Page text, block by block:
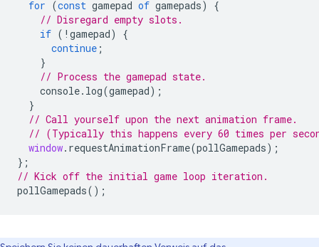
for (const gamepad of gamepads)
{
// Disregard empty slots.
if ( ! gamepad)
{
continue ;
}
// Process the gamepad state.
console. log(gamepad);
}
// Call yourself upon the next animation frame.
// (Typically this happens every 60 times per
window. requestAnimationFrame(pollGamepads);
};
// Kick off the initial game loop iteration.
pollGamepads();